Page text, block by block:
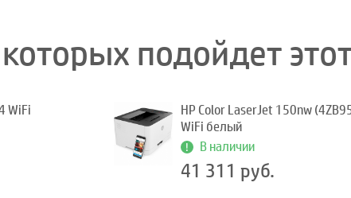
подойдет
WiFi
HP Color LaserJet 150nw
WiFi белый
В наличии
41 311 руб.